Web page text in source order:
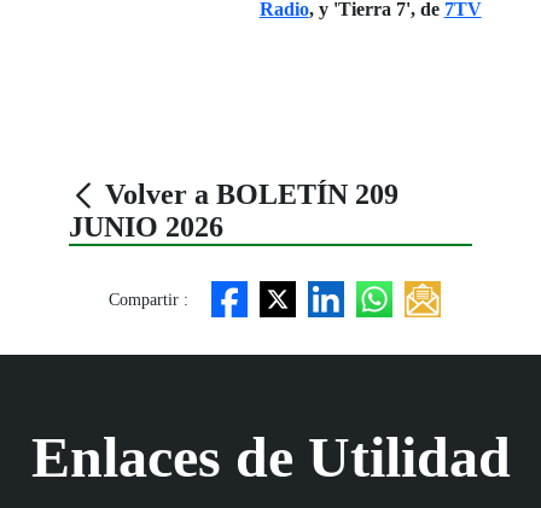
Radio, y 'Tierra 7', de 7TV
Volver a BOLETÍN 209
JUNIO 2026
Compartir :
Enlaces de Utilidad